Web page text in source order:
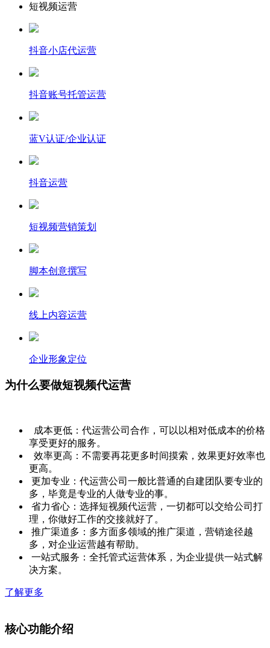
短视频运营
抖音小店代运营
抖音账号托管运营
蓝V认证/企业认证
抖音运营
短视频营销策划
脚本创意撰写
线上内容运营
企业形象定位
为什么要做短视频代运营
成本更低：代运营公司合作，可以以相对低成本的价格
享受更好的服务。
效率更高：不需要再花更多时间摸索，效果更好效率也
更高。
更加专业：代运营公司一般比普通的自建团队要专业的
多，毕竟是专业的人做专业的事。
省力省心：选择短视频代运营，一切都可以交给公司打
理，你做好工作的交接就好了。
推广渠道多：多方面多领域的推广渠道，营销途径越
多，对企业运营越有帮助。
一站式服务：全托管式运营体系，为企业提供一站式解
决方案。
了解更多
核心功能介绍